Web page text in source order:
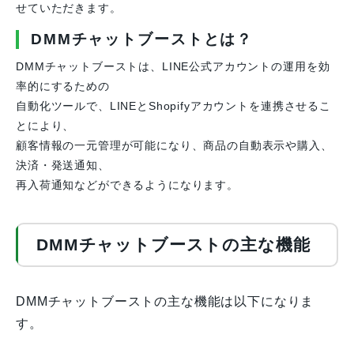
せていただきます。
DMMチャットブーストとは？
DMMチャットブーストは、LINE公式アカウントの運用を効
率的にするための
自動化ツールで、LINEとShopifyアカウントを連携させるこ
とにより、
顧客情報の一元管理が可能になり、商品の自動表示や購入、
決済・発送通知、
再入荷通知などができるようになります。
DMMチャットブーストの主な機能
DMMチャットブーストの主な機能は以下になりま
す。